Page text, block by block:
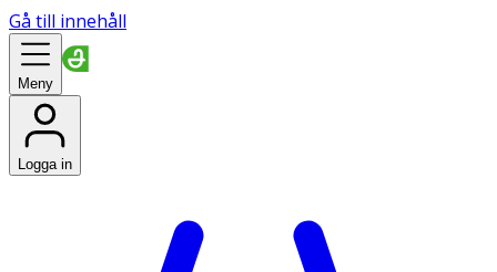
Gå till innehåll
Meny
Logga in